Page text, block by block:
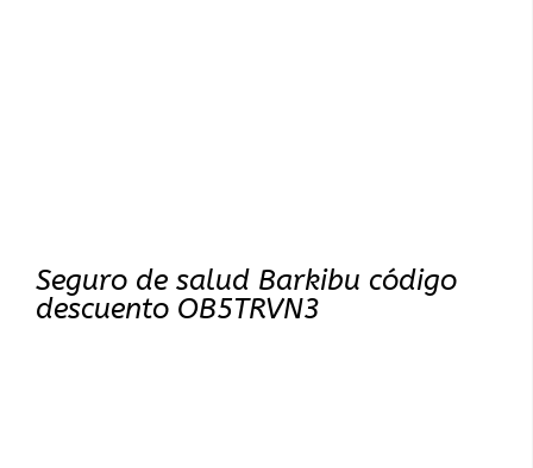
Seguro de salud Barkibu código
descuento OB5TRVN3